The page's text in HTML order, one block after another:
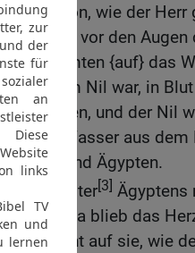
und Aaron, wie der Herr
schlug vor den
Hofbeamten {auf} das
das im Nil war, in
starben, und der Nil
das Wasser aus
Land Ägypten.
[3] Ägyptens
Da blieb das
nicht auf sie, wie